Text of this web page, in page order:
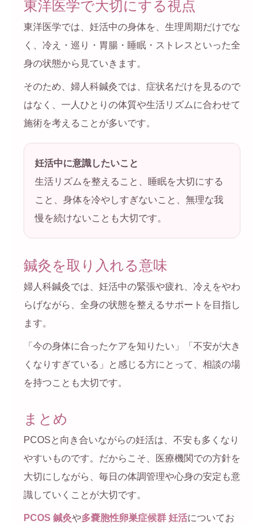
東洋医学で大切にする視点
東洋医学では、妊活中の身体を、生理周期だけでな
く、冷え・巡り・胃腸・睡眠・ストレスといった全
身の状態から見ていきます。
そのため、婦人科鍼灸では、症状名だけを見るので
はなく、一人ひとりの体質や生活リズムに合わせて
施術を考えることが多いです。
妊活中に意識したいこと
生活リズムを整えること、睡眠を大切にする
こと、身体を冷やしすぎないこと、無理な我
慢を続けないことも大切です。
鍼灸を取り入れる意味
婦人科鍼灸では、妊活中の緊張や疲れ、冷えをやわ
らげながら、全身の状態を整えるサポートを目指し
ます。
「今の身体に合ったケアを知りたい」「不安が大き
くなりすぎている」と感じる方にとって、相談の場
を持つことも大切です。
まとめ
PCOSと向き合いながらの妊活は、不安も多くなり
やすいものです。だからこそ、医療機関での方針を
大切にしながら、毎日の体調管理や心身の安定も意
識していくことが大切です。
PCOS 鍼灸や多嚢胞性卵巣症候群 妊活についてお